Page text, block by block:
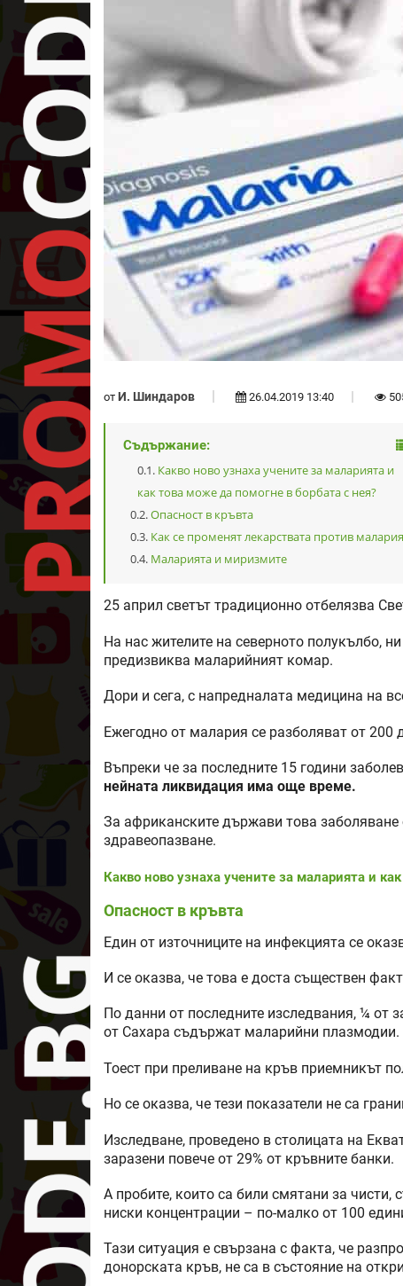
от И. Шиндаров 26.04.2019 13:40
Съдържание:
Какво ново узнаха учените за маларията и
как това може да помогне в борбата с нея?
Опасност в кръвта
Как се променят лекарствата против
Маларията и миризмите
25 април светът традиционно отбелязва
На нас жителите на северното полукълбо,
предизвиква маларийният комар.
Дори и сега, с напредналата медицина на
Ежегодно от малария се разболяват от
Въпреки че за последните 15 години
нейната ликвидация има още време.
За африканските държави това
здравеопазване.
Какво ново узнаха учените за маларията и
Опасност в кръвта
Един от източниците на инфекцията се
И се оказва, че това е доста съществен
По данни от последните изследвания, ¼ от
от Сахара съдържат маларийни плазмодии.
Тоест при преливане на кръв приемникът
Но се оказва, че тези показатели не са
Изследване, проведено в столицата на
заразени повече от 29% от кръвните банки.
А пробите, които са били смятани за
ниски концентрации – по-малко от 100
Тази ситуация е свързана с факта, че
донорската кръв, не са в състояние на